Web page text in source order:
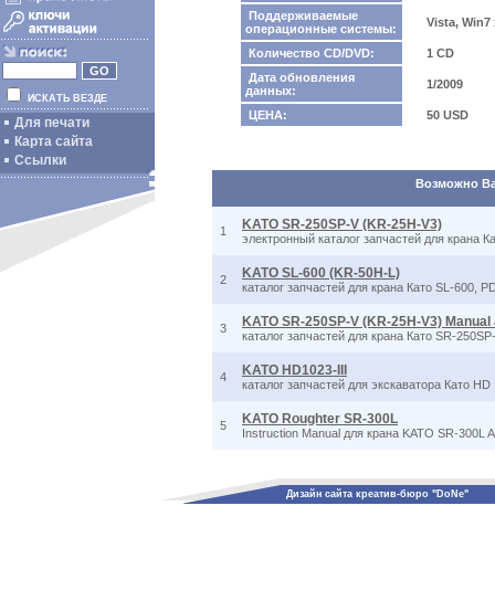
ИСКАТЬ ВЕЗДЕ
Для печати
Карта сайта
Ссылки
Поддерживаемые
операционные системы:
Vista, Win7
Количество CD/DVD:
1 CD
Дата обновления
данных:
1/2009
ЦЕНА: 50 USD
Возможно
1 KATO SR-250SP-V (KR-25H-V3)
электронный каталог запчастей для крана
2 KATO SL-600 (KR-50H-L)
каталог запчастей для крана Като SL-600,
3 KATO SR-250SP-V (KR-25H-V3)
каталог запчастей для крана Като SR-
4 KATO HD1023-III
каталог запчастей для экскаватора Като
5 KATO Roughter SR-300L
Instruction Manual для крана KATO SR-300L
Дизайн сайта креатив-бюро "DoNe"